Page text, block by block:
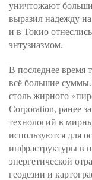
уничтожают
выразил надежду
и в Токио
энтузиазмом.
В последнее время
всё большие
столь жирного
Corporation, ранее
технологий в
используются для
инфраструктуры в
энергетической
геодезии и